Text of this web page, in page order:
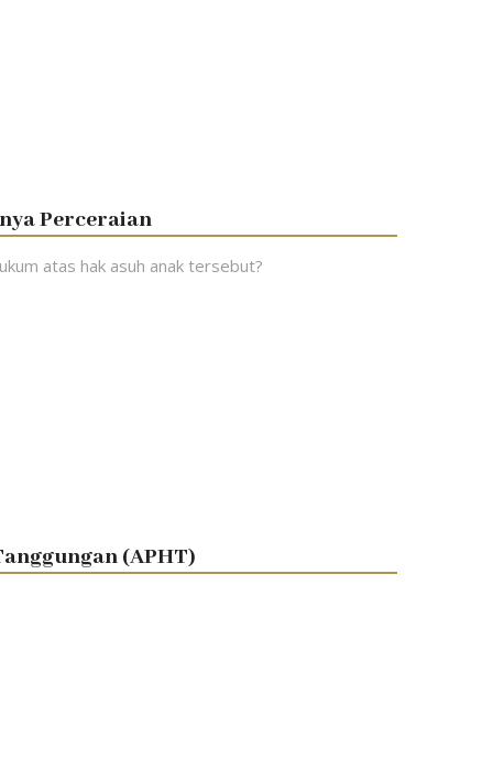
Perceraian
atas hak asuh anak tersebut?
(APHT)